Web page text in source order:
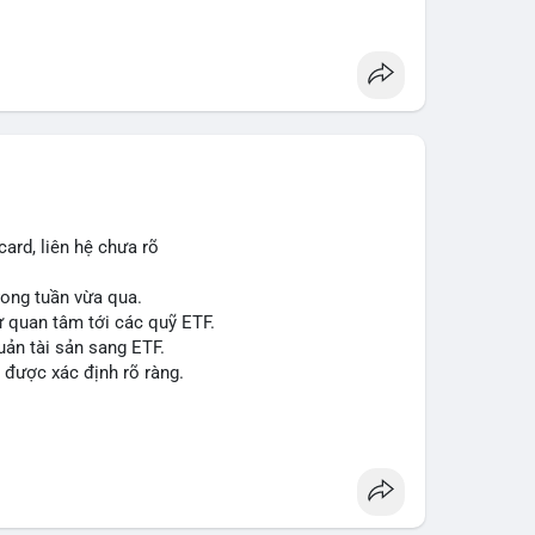
Act, mặc dù chưa có sự đồng thuận hai đảng.
giấy phép stablecoin theo khung mới nghiêm
lý, thiết lập tiền lệ cho các vụ án hình sự và
sớm, dù vẫn còn rào cản pháp lý.
#xrp #cc #sky #sand
liên hệ chưa rõ
tuần vừa qua.
tâm tới các quỹ ETF.
tài sản sang ETF.
được xác định rõ ràng.